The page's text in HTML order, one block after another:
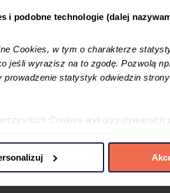
podobne technologie (dalej
Cookies, w tym o charakterze
jeśli wyrazisz na to zgodę. Pozwolą
statystyk odwiedzin
Cookies wykorzystywanych